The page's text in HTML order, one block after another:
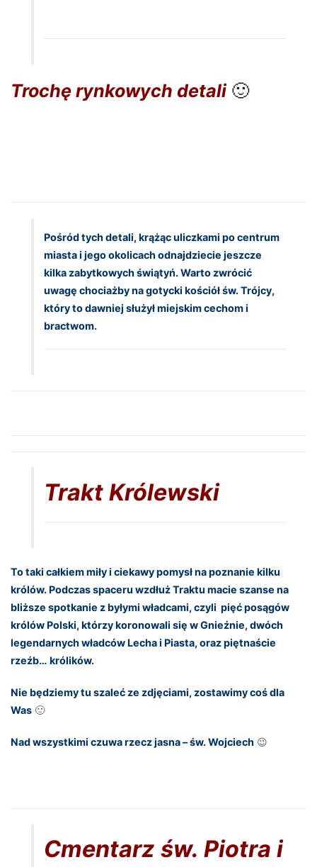
Trochę rynkowych detali🙂
Pośród tych detali, krążąc uliczkami po centrum
miasta i jego okolicach odnajdziecie jeszcze
kilka zabytkowych świątyń. Warto zwrócić
uwagę chociażby na gotycki kościół św. Trójcy,
który to dawniej służył miejskim cechom i
bractwom.
Trakt Królewski
To taki całkiem miły i ciekawy pomysł na poznanie kilku
królów. Podczas spaceru wzdłuż Traktu macie szanse na
bliższe spotkanie z byłymi władcami, czyli pięć posągów
królów Polski, którzy koronowali się w Gnieźnie, dwóch
legendarnych władców Lecha i Piasta, oraz piętnaście
rzeźb… królików.
Nie będziemy tu szaleć ze zdjęciami, zostawimy coś dla
Was 🙂
Nad wszystkimi czuwa rzecz jasna – św. Wojciech 😉
Cmentarz św. Piotra i